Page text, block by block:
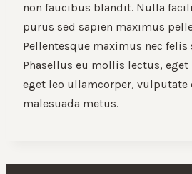
non faucibus blandit. Nulla
purus sed sapien maximus
Pellentesque maximus nec
Phasellus eu mollis lectus, eget
eget leo ullamcorper, vulputate
malesuada metus.